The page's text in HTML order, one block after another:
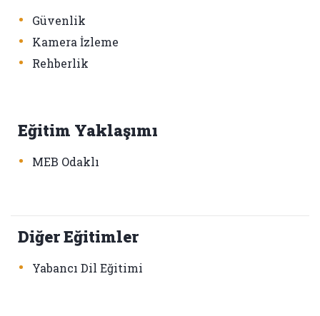
• Güvenlik
• Kamera İzleme
• Rehberlik
Eğitim Yaklaşımı
• MEB Odaklı
Diğer Eğitimler
• Yabancı Dil Eğitimi